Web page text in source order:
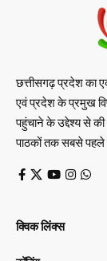
छत्तीसगढ़ प्रदेश का
एवं प्रदेश के प्रमुख
पहुंचाने के उद्देश्य से
पाठकों तक सबसे पहले
क्विक लिंक्स